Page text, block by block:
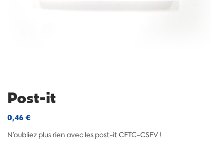
Post-it
0,46€
N’oubliez plus rien avec les post-it CFTC-CSFV !